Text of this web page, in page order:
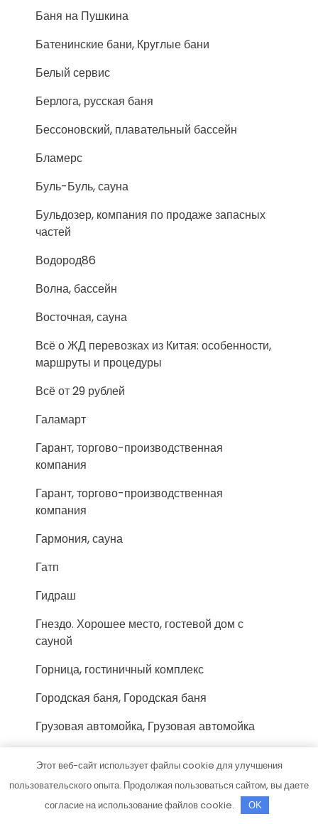
Баня на Пушкина
Батенинские бани, Круглые бани
Белый сервис
Берлога, русская баня
Бессоновский, плавательный бассейн
Бламерс
Буль-Буль, сауна
Бульдозер, компания по продаже запасных
частей
Водород86
Волна, бассейн
Восточная, сауна
Всё о ЖД перевозках из Китая: особенности,
маршруты и процедуры
Всё от 29 рублей
Галамарт
Гарант, торгово-производственная
компания
Гарант, торгово-производственная
компания
Гармония, сауна
Гатп
Гидраш
Гнездо. Хорошее место, гостевой дом с
сауной
Горница, гостиничный комплекс
Городская баня, Городская баня
Грузовая автомойка, Грузовая автомойка
Двери гуд, салон
Дверная ярмарка
Этот веб-сайт использует файлы cookie для улучшения
пользовательского опыта. Продолжая пользоваться сайтом, вы даете
согласие на использование файлов cookie.
OK